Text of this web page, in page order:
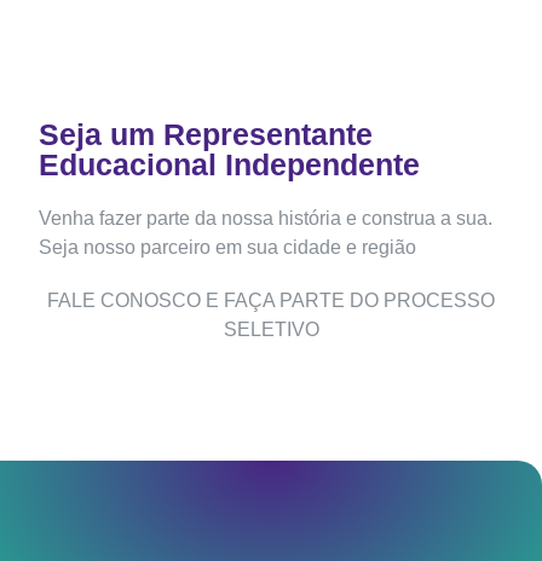
Seja um Representante
Educacional Independente
Venha fazer parte da nossa história e construa a sua.
Seja nosso parceiro em sua cidade e região
FALE CONOSCO E FAÇA PARTE DO PROCESSO
SELETIVO